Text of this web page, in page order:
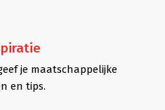
je maatschappelijke
en tips.